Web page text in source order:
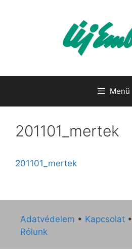
Menü
201101_mertek
201101_mertek
Adatvédelem • Kapcsolat •
Rólunk